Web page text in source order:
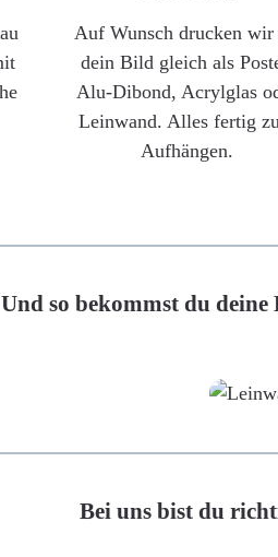
Auf Wunsch drucken
dein Bild gleich als
Alu-Dibond, Acrylglas
Leinwand. Alles fertig
Aufhängen.
Und so bekommst du
Bei uns bist du